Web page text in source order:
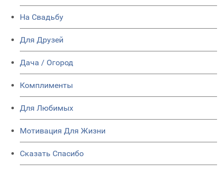
На Свадьбу
Для Друзей
Дача / Огород
Комплименты
Для Любимых
Мотивация Для Жизни
Сказать Спасибо